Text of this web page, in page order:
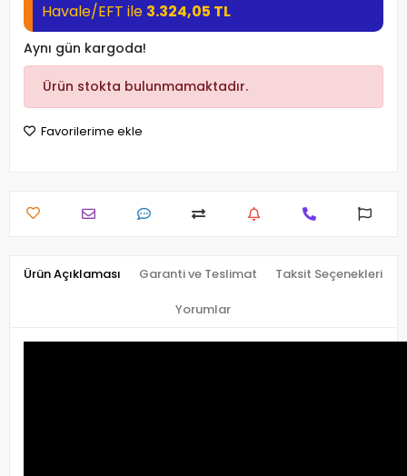
Havale/EFT ile 3.324,05 TL
Aynı gün kargoda!
Ürün stokta bulunmamaktadır.
Favorilerime ekle
Ürün Açıklaması Garanti ve Teslimat Taksit Seçenekleri
Yorumlar